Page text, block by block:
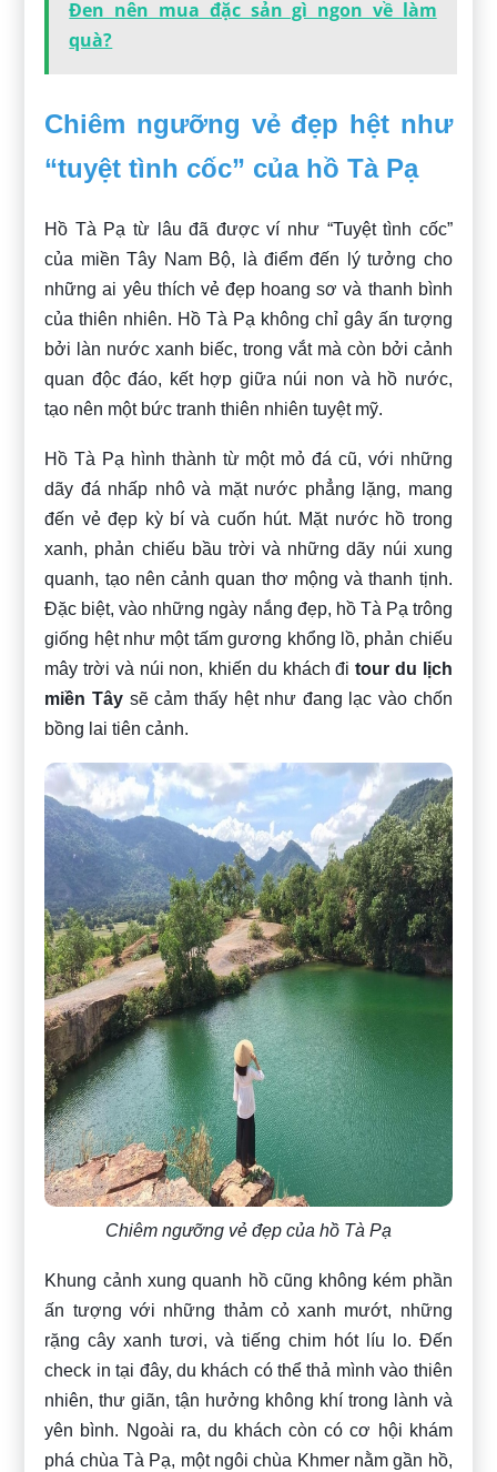
Đen nên mua đặc sản gì ngon về làm
quà?
Chiêm ngưỡng vẻ đẹp hệt như
“tuyệt tình cốc” của hồ Tà Pạ
Hồ Tà Pạ từ lâu đã được ví như “Tuyệt tình cốc”
của miền Tây Nam Bộ, là điểm đến lý tưởng cho
những ai yêu thích vẻ đẹp hoang sơ và thanh bình
của thiên nhiên. Hồ Tà Pạ không chỉ gây ấn tượng
bởi làn nước xanh biếc, trong vắt mà còn bởi cảnh
quan độc đáo, kết hợp giữa núi non và hồ nước,
tạo nên một bức tranh thiên nhiên tuyệt mỹ.
Hồ Tà Pạ hình thành từ một mỏ đá cũ, với những
dãy đá nhấp nhô và mặt nước phẳng lặng, mang
đến vẻ đẹp kỳ bí và cuốn hút. Mặt nước hồ trong
xanh, phản chiếu bầu trời và những dãy núi xung
quanh, tạo nên cảnh quan thơ mộng và thanh tịnh.
Đặc biệt, vào những ngày nắng đẹp, hồ Tà Pạ trông
giống hệt như một tấm gương khổng lồ, phản chiếu
mây trời và núi non, khiến du khách đitour du lịch
miền Tâysẽ cảm thấy hệt như đang lạc vào chốn
bồng lai tiên cảnh.
Chiêm ngưỡng vẻ đẹp của hồ Tà Pạ
Khung cảnh xung quanh hồ cũng không kém phần
ấn tượng với những thảm cỏ xanh mướt, những
rặng cây xanh tươi, và tiếng chim hót líu lo. Đến
check in tại đây, du khách có thể thả mình vào thiên
nhiên, thư giãn, tận hưởng không khí trong lành và
yên bình. Ngoài ra, du khách còn có cơ hội khám
phá chùa Tà Pạ, một ngôi chùa Khmer nằm gần hồ,